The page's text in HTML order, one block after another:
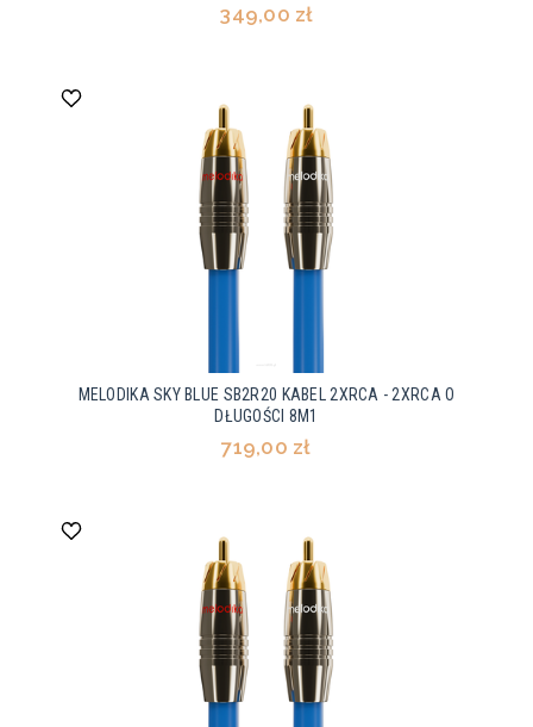
349,00 zł
MELODIKA SKY BLUE SB2R20 KABEL 2XRCA - 2XRCA O
DŁUGOŚCI 8M1
719,00 zł